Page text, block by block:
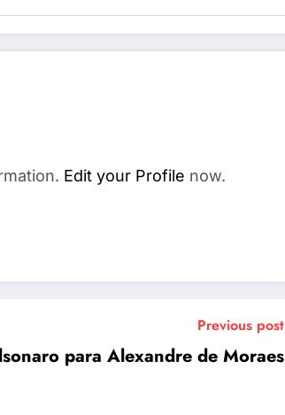
Edit your Profile now.
Previous post
para Alexandre de Moraes